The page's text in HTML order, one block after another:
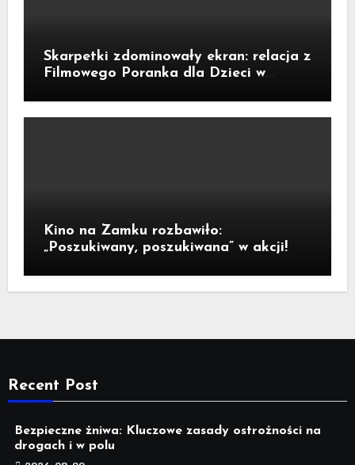
Skarpetki zdominowały ekran: relacja z
Filmowego Poranka dla Dzieci w
Kino na Zamku rozbawiło:
„Poszukiwany, poszukiwana” w akcji!
Recent Post
Bezpieczne żniwa: Kluczowe zasady ostrożności na
drogach i w polu